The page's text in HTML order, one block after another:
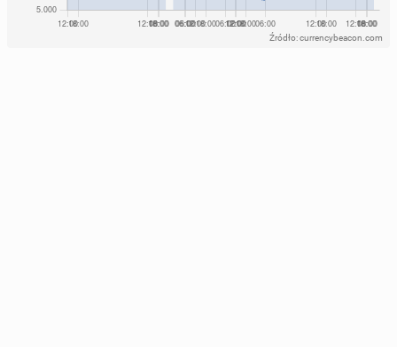
Źródło: currencybeacon.com